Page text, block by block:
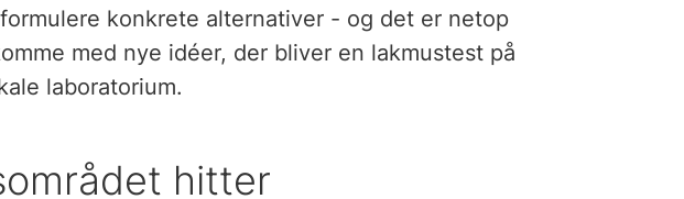
konkrete alternativer - og det er netop
med nye idéer, der bliver en lakmustest på
laboratorium.
hitter